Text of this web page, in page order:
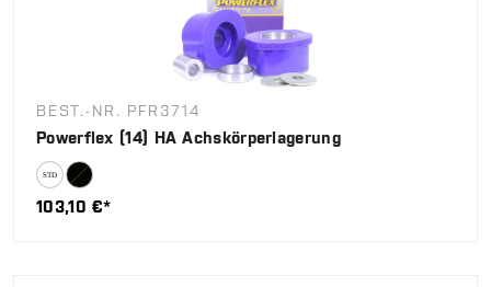
BEST.-NR. PFR3714
Powerflex (14) HA Achskörperlagerung
103,10 €*